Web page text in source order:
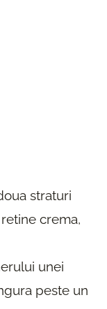
straturi
crema,
unei
peste un